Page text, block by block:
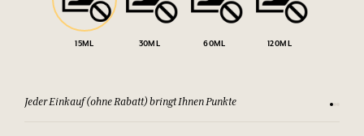
15ML 30ML 60ML 120ML
Jeder Einkauf (ohne Rabatt) bringt Ihnen Punkte Sehen